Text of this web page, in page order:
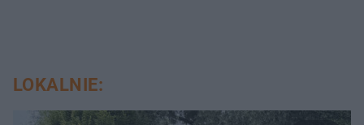
LOKALNIE: